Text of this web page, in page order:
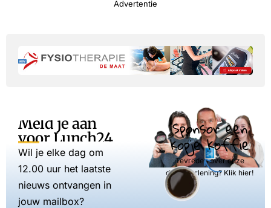
Advertentie
Meld je aan
voor Lunch24
Wil je elke dag om
12.00 uur het laatste
nieuws ontvangen in
jouw mailbox?
Sponsor een
kopje koffie
Tevreden over onze
dienstverlening? Klik hier!